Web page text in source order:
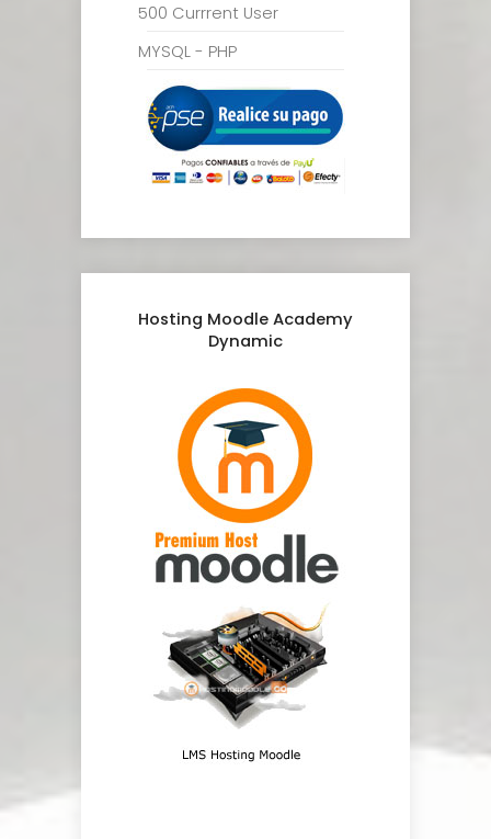
500 Currrent User
MYSQL - PHP
Hosting Moodle Academy
Dynamic